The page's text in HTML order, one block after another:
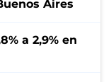
Aires
a 2,9% en